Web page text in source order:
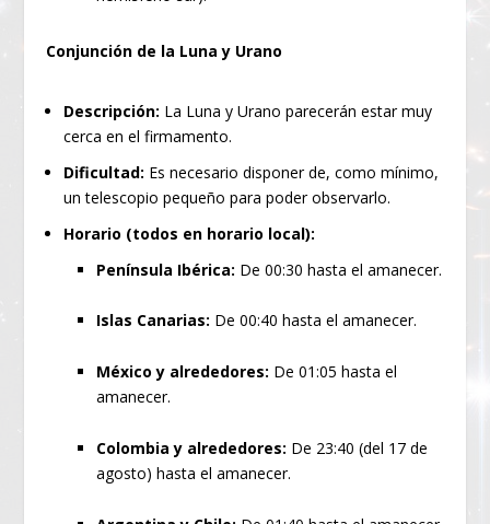
Conjunción de la Luna y Urano
Descripción: La Luna y Urano parecerán estar muy
cerca en el firmamento.
Dificultad: Es necesario disponer de, como mínimo,
un telescopio pequeño para poder observarlo.
Horario (todos en horario local):
Península Ibérica: De 00:30 hasta el amanecer.
Islas Canarias: De 00:40 hasta el amanecer.
México y alrededores: De 01:05 hasta el
amanecer.
Colombia y alrededores: De 23:40 (del 17 de
agosto) hasta el amanecer.